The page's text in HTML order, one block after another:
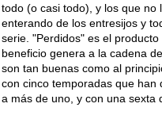
todo (o casi todo), y los que
enterando de los entresijos y
serie. "Perdidos" es el
beneficio genera a la cadena
son tan buenas como al
con cinco temporadas que han
a más de uno, y con una sexta